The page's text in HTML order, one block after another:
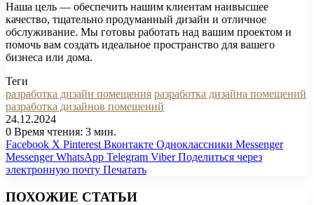
Наша цель — обеспечить нашим клиентам наивысшее
качество, тщательно продуманный дизайн и отличное
обслуживание. Мы готовы работать над вашим проектом и
помочь вам создать идеальное пространство для вашего
бизнеса или дома.
Теги
разработка дизайн помещения разработка дизайна помещений
разработка дизайнов помещений
24.12.2024
0 Время чтения: 3 мин.
Facebook X Pinterest Вконтакте Одноклассники Messenger
Messenger WhatsApp Telegram Viber Поделиться через
электронную почту Печатать
ПОХОЖИЕ СТАТЬИ